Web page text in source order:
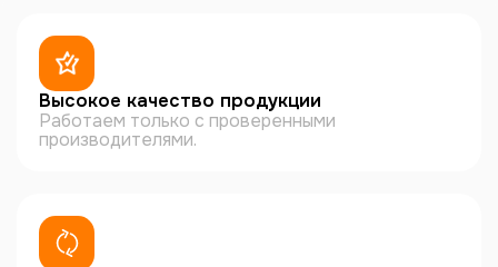
Высокое качество продукции
Работаем только с проверенными
производителями.